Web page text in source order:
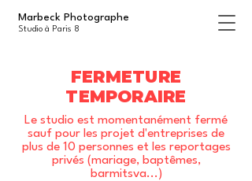
Marbeck Photographe
Studio à Paris 8
FERMETURE
TEMPORAIRE
Le studio est momentanément fermé
sauf pour les projet d'entreprises de
plus de 10 personnes et les reportages
privés (mariage, baptêmes,
barmitsva...)